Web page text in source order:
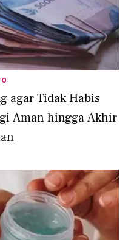
agar Tidak Habis
Aman hingga Akhir